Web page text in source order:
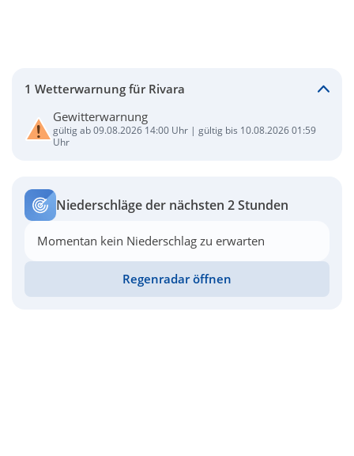
1 Wetterwarnung für Rivara
Gewitterwarnung
gültig ab 09.08.2026 14:00 Uhr | gültig bis 10.08.2026 01:59
Uhr
Niederschläge der nächsten 2 Stunden
Momentan kein Niederschlag zu erwarten
Regenradar öffnen